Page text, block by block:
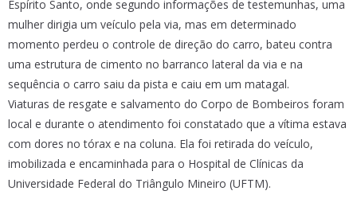
Espírito Santo, onde segundo informações de testemunhas, uma
mulher dirigia um veículo pela via, mas em determinado
momento perdeu o controle de direção do carro, bateu contra
uma estrutura de cimento no barranco lateral da via e na
sequência o carro saiu da pista e caiu em um matagal.
Viaturas de resgate e salvamento do Corpo de Bombeiros foram
local e durante o atendimento foi constatado que a vítima estava
com dores no tórax e na coluna. Ela foi retirada do veículo,
imobilizada e encaminhada para o Hospital de Clínicas da
Universidade Federal do Triângulo Mineiro (UFTM).